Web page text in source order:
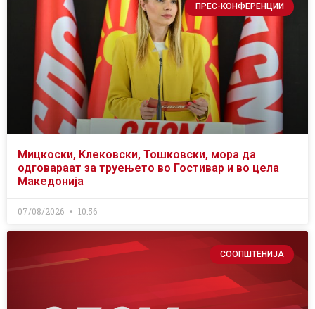
ПРЕС-КОНФЕРЕНЦИИ
Мицкоски, Клековски, Тошковски, мора да
одговараат за труењето во Гостивар и во цела
Македонија
07/08/2026 10:56
СООПШТЕНИЈА